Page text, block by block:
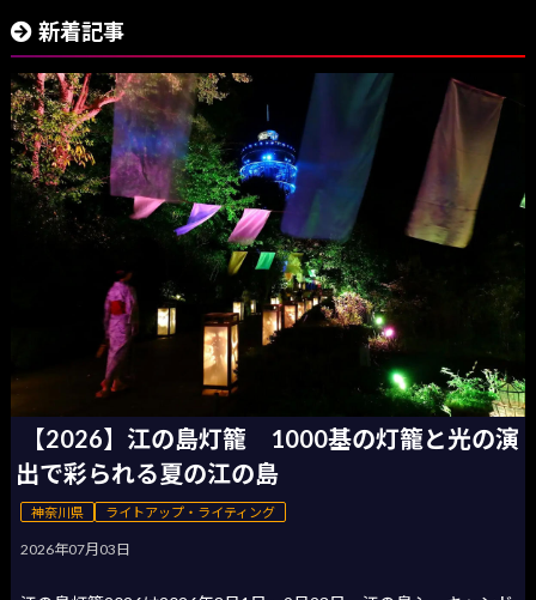
新着記事
【2026】江の島灯籠 1000基の灯籠と光の演
出で彩られる夏の江の島
神奈川県 ライトアップ・ライティング
2026年07月03日